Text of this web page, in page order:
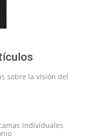
sobre la visión del
individuales